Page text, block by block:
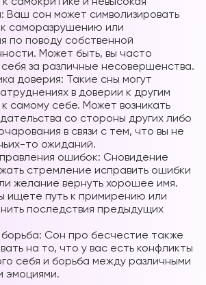
Ваш сон может символизировать
к саморазрушению или
по поводу собственной
Может быть, вы часто
за различные несовершенства.
доверия: Такие сны могут
в доверии к другим
самому себе. Может возникать
со стороны других либо
в связи с тем, что вы не
то ожиданий.
ошибок: Сновидение
стремление исправить ошибки
желание вернуть хорошее имя.
ищете путь к примирению или
последствия предыдущих
Сон про бесчестие также
на то, что у вас есть конфликты
себя и борьба между различными
эмоциями.